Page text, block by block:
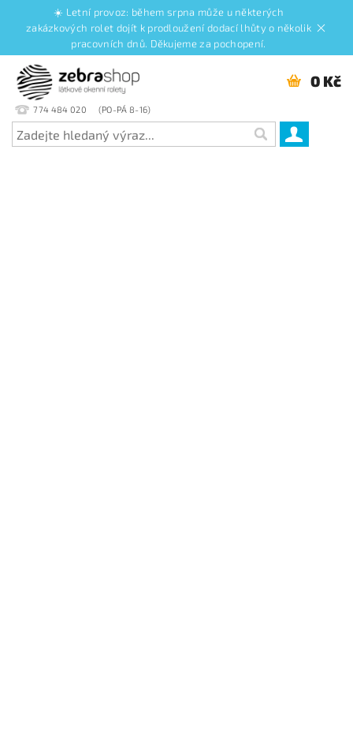
☀️ Letní provoz: během srpna může u některých
zakázkových rolet dojít k prodloužení dodací lhůty o několik
pracovních dnů. Děkujeme za pochopení.
774 484 020
0 Kč